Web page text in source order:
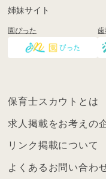
く
ン
姉妹サイト
園ぴった
保育士スカウトとは
求人掲載をお考えの
リンク掲載について
よくあるお問い合わ